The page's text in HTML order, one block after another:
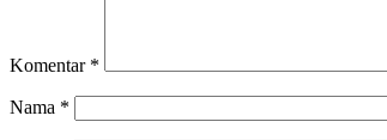
Komentar *
Nama *